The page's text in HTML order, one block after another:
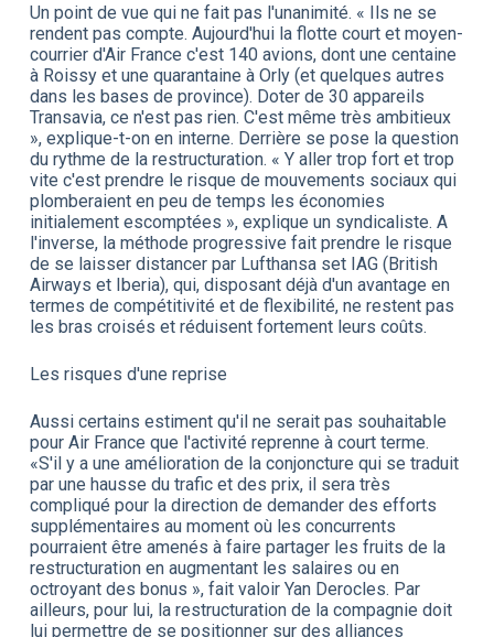
Un point de vue qui ne fait pas l'unanimité. « Ils ne se
rendent pas compte. Aujourd'hui la flotte court et moyen-
courrier d'Air France c'est 140 avions, dont une centaine
à Roissy et une quarantaine à Orly (et quelques autres
dans les bases de province). Doter de 30 appareils
Transavia, ce n'est pas rien. C'est même très ambitieux
», explique-t-on en interne. Derrière se pose la question
du rythme de la restructuration. « Y aller trop fort et trop
vite c'est prendre le risque de mouvements sociaux qui
plomberaient en peu de temps les économies
initialement escomptées », explique un syndicaliste. A
l'inverse, la méthode progressive fait prendre le risque
de se laisser distancer par Lufthansa set IAG (British
Airways et Iberia), qui, disposant déjà d'un avantage en
termes de compétitivité et de flexibilité, ne restent pas
les bras croisés et réduisent fortement leurs coûts.
Les risques d'une reprise
Aussi certains estiment qu'il ne serait pas souhaitable
pour Air France que l'activité reprenne à court terme.
«S'il y a une amélioration de la conjoncture qui se traduit
par une hausse du trafic et des prix, il sera très
compliqué pour la direction de demander des efforts
supplémentaires au moment où les concurrents
pourraient être amenés à faire partager les fruits de la
restructuration en augmentant les salaires ou en
octroyant des bonus », fait valoir Yan Derocles. Par
ailleurs, pour lui, la restructuration de la compagnie doit
lui permettre de se positionner sur des alliances